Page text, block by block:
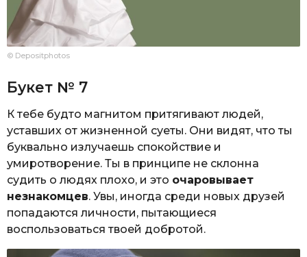
© Depositphotos
Букет № 7
К тебе будто магнитом притягивают людей,
уставших от жизненной суеты. Они видят, что ты
буквально излучаешь спокойствие и
умиротворение. Ты в принципе не склонна
судить о людях плохо, и это очаровывает
незнакомцев. Увы, иногда среди новых друзей
попадаются личности, пытающиеся
воспользоваться твоей добротой.